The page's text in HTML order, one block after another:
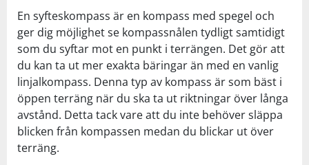
En syfteskompass är en kompass med spegel och
ger dig möjlighet se kompassnålen tydligt samtidigt
som du syftar mot en punkt i terrängen. Det gör att
du kan ta ut mer exakta bäringar än med en vanlig
linjalkompass. Denna typ av kompass är som bäst i
öppen terräng när du ska ta ut riktningar över långa
avstånd. Detta tack vare att du inte behöver släppa
blicken från kompassen medan du blickar ut över
terräng.